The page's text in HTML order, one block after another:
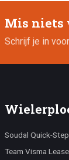
Mis niets
Schrijf je in
Soudal Quick-Step
Team Visma